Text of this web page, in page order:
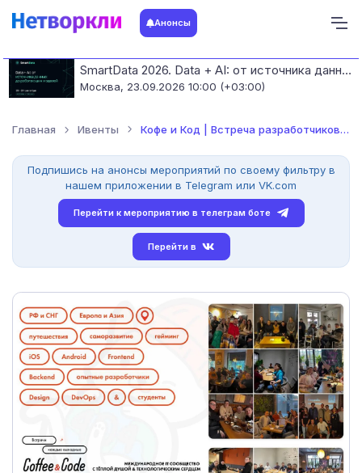
Анонсы
SmartData 2026. Data + AI: от источника данных до работающих моделей
Москва, 23.09.2026 10:00 (+03:00)
Главная Ивенты Кофе и Код | Встреча разработчиков и айтишников (Информационн...
Подпишись на анонсы мероприятий по своему фильтру в
нашем приложении в Telegram или VK.com
Перейти к мероприятию в телеграм боте
Перейти в